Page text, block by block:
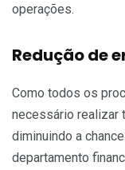
operações.
Redução de
Como todos os
necessário realizar
diminuindo a
departamento